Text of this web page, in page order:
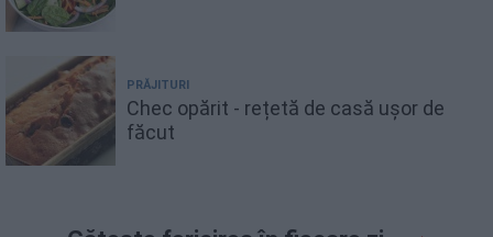
PRĂJITURI
Chec opărit - rețetă de casă ușor de
făcut